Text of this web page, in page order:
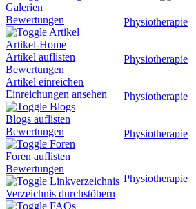
Galerien
Bewertungen
Artikel
Artikel-Home
Artikel auflisten
Bewertungen
Artikel einreichen
Einreichungen ansehen
Blogs
Blogs auflisten
Bewertungen
Foren
Foren auflisten
Bewertungen
Linkverzeichnis
Verzeichnis durchstöbern
FAQs
Physiotherapie
Physiotherapie
Physiotherapie
Physiotherapie
Physiotherapie